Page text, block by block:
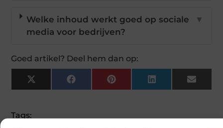
Welke inhoud werkt goed op sociale
media voor bedrijven?
▼
Goed artikel? Deel hem dan op:
X
(Twitter)
FacebookPinterestLinkedInEmail
Tags: